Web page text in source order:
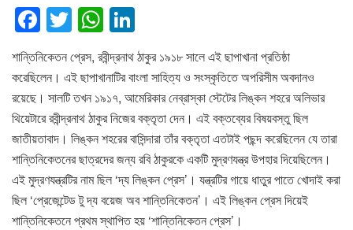
F
a
c
e
b
o
o
k
T
wi
tt
er
W
h
at
s
A
p
p
n
k
e
dI
n
শান্তিনিকেতন প্রেস, রবীন্দ্রনাথ ঠাকুর ১৯১৮ সালে এই ছাপাখানা প্রতিষ্ঠা
করেছিলেন। এই ছাপাখানাটির বাংলা সাহিত্য ও সংস্কৃতিতে অপরিসীম অবদানও
রয়েছে। সালটি তখন ১৯১৭, আমেরিকার নেব্রাস্কা স্টেটের লিঙ্কন শহরে অলিভার
থিয়েটারে রবীন্দ্রনাথ ঠাকুর নিজের বক্তৃতা দেন। এই বক্তব্যের বিষয়বস্তু ছিল
জাতীয়তাবাদ। লিঙ্কন শহরের বাসিন্দারা তাঁর বক্তৃতা এতটাই পছন্দ করেছিলেন যে তারা
শান্তিনিকেতনের ছাত্রদের জন্য রবি ঠাকুরকে একটি মুদ্রণযন্ত্র উপহার দিয়েছিলেন।
এই মুদ্রণযন্ত্রটির নাম ছিল ‘দ্য লিঙ্কন প্রেস’। যন্ত্রটির গায়ে ধাতুর পাতে খোদাই করা
ছিল ‘প্রেজেন্টেড টু দ্য বয়েজ অব শান্তিনিকেতন’। এই লিঙ্কন প্রেস দিয়েই
শান্তিনিকেতনে প্রথম স্থাপিত হয় ‘শান্তিনিকেতন প্রেস’।